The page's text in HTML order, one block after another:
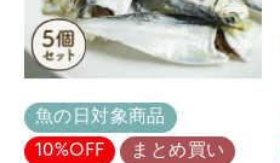
魚の日対象商品
10%OFF
まとめ買い